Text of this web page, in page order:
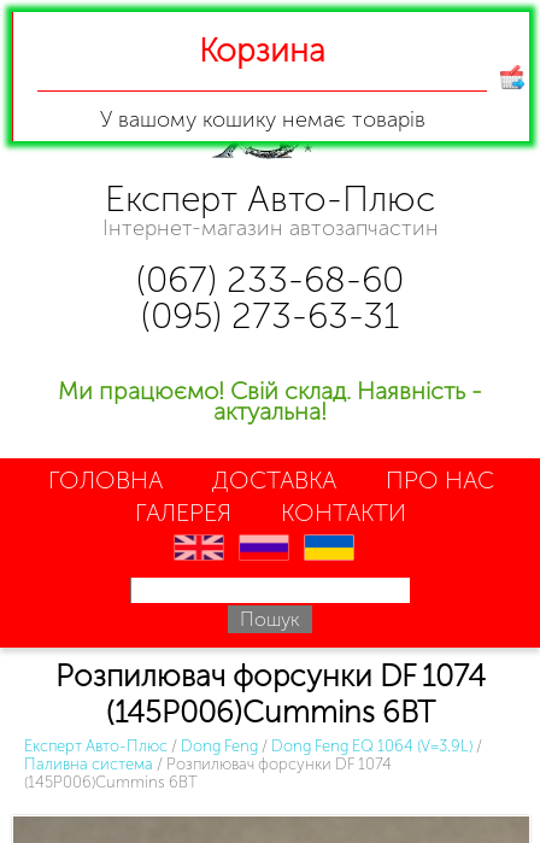
Експерт Авто-Плюс
Інтернет-магазин автозапчастин
(067) 233-68-60
(095) 273-63-31
Ми працюємо! Свій склад. Наявність -
актуальна!
ГОЛОВНА ДОСТАВКА
ПРО НАС
ГАЛЕРЕЯ
КОНТАКТИ
en ru uk
Розпилювач форсунки DF 1074
(145P006)Cummins 6BT
Експерт Авто-Плюс / Dong Feng / Dong Feng EQ 1064 (V=3.9L) /
Паливна система / Розпилювач форсунки DF 1074
(145P006)Cummins 6BT
Корзина
У вашому кошику немає товарів